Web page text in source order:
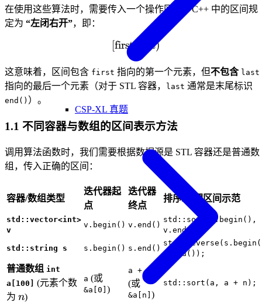
CSP-XL 真题
在使用这些算法时，需要传入一个操作区间。C++ 中的区间规
定为 “左闭右开”，即：
[\text{first}, \text{last})
[first, last)
这意味着，区间包含 first 指向的第一个元素，但不包含 last
指向的最后一个元素（对于 STL 容器， last 通常是末尾标识
end() ）。
1.1 不同容器与数组的区间表示方法
调用算法函数时，我们需要根据数据源是 STL 容器还是普通数
组，传入正确的区间：
容器/数组类型
迭代器起
点
迭代器
终点
排序/处理区间示范
std::vector<int>
v
v.begin() v.end()
std::sort(v.begin(),
v.end());
std::string s s.begin() s.end()
s.end());
普通数组 int
a[100]
(元素个数
为 n
n)
a (或
&a[0] )
a + n
(或
&a[n] )
std::sort(a, a + n);